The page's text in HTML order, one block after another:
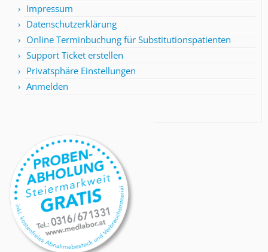
Impressum
Datenschutzerklärung
Online Terminbuchung für Substitutionspatienten
Support Ticket erstellen
Privatsphäre Einstellungen
Anmelden